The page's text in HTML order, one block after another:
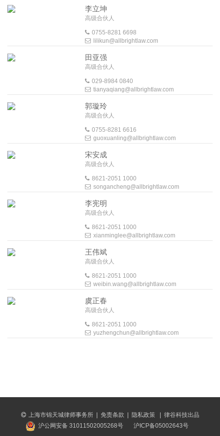
李立坤
高级合伙人
0755-8281 6698
lilikun@allbrightlaw.com
田亚强
高级合伙人
029-8984 0840
tianyaqiang@allbrightlaw.com
郭璇玲
高级合伙人
0755-8281 6616
guoxuanling@allbrightlaw.com
宋安成
高级合伙人
8621-2051 1000
songancheng@allbrightlaw.com
李宪明
高级合伙人
8621-2051 1000
xianminglee@allbrightlaw.com
王伟斌
高级合伙人
8621-2051 1000
weibin.wang@allbrightlaw.com
虞正春
高级合伙人
8621-2051 1000
yuzhengchun@allbrightlaw.com
上海市锦天城律师事务所 | 免责条款 | 隐私政策 | 律谷科技出品
沪公网安备 31011502005268号
沪ICP备05002643号